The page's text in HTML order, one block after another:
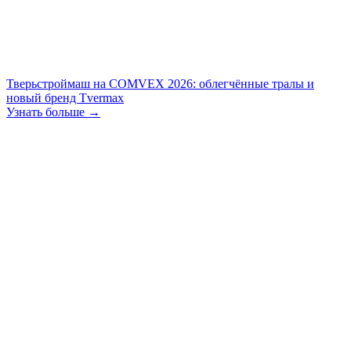
Тверьстроймаш на COMVEX 2026: облегчённые тралы и
новый бренд Tvermax
Узнать больше →